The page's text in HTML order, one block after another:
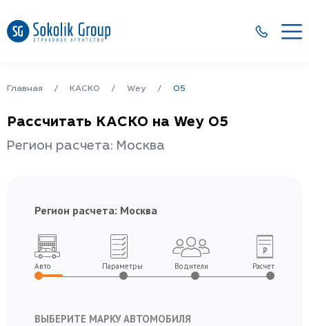
Главная КАСКО Wey 05
Рассчитать КАСКО на Wey 05
Регион расчета: Москва
Регион расчета: Москва
Авто Параметры Водители Расчет
ВЫБЕРИТЕ МАРКУ АВТОМОБИЛЯ